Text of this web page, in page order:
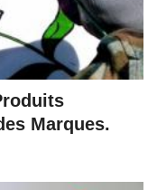
Marques.